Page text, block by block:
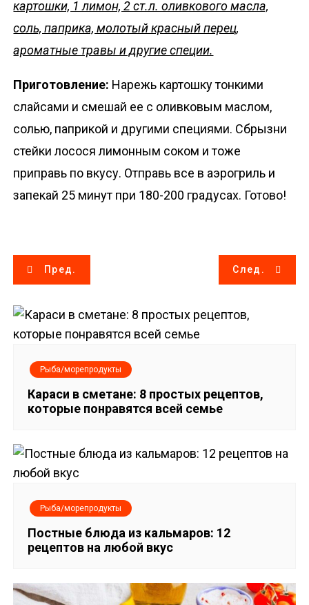
картошки, 1 лимон, 2 ст.л. оливкового масла,
соль, паприка, молотый красный перец,
ароматные травы и другие специи.
Приготовление: Нарежь картошку тонкими
слайсами и смешай ее с оливковым маслом,
солью, паприкой и другими специями. Сбрызни
стейки лосося лимонным соком и тоже
приправь по вкусу. Отправь все в аэрогриль и
запекай 25 минут при 180-200 градусах. Готово!
Н
а
в
ц
и
з
Пред. След.
Рыба/морепродукты
Караси в сметане: 8 простых рецептов,
которые понравятся всей семье
Рыба/морепродукты
Постные блюда из кальмаров: 12
рецептов на любой вкус